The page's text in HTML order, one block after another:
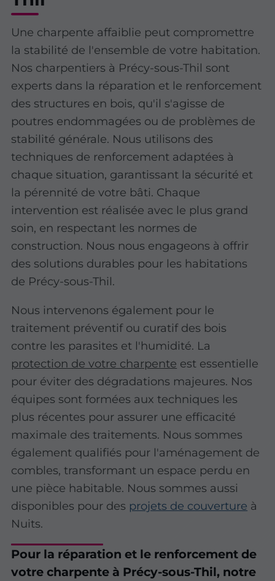
Une charpente affaiblie peut compromettre
la stabilité de l'ensemble de votre habitation.
Nos charpentiers à Précy-sous-Thil sont
experts dans la réparation et le renforcement
des structures en bois, qu'il s'agisse de
poutres endommagées ou de problèmes de
stabilité générale. Nous utilisons des
techniques de renforcement adaptées à
chaque situation, garantissant la sécurité et
la pérennité de votre bâti. Chaque
intervention est réalisée avec le plus grand
soin, en respectant les normes de
construction. Nous nous engageons à offrir
des solutions durables pour les habitations
de Précy-sous-Thil.
Nous intervenons également pour le
traitement préventif ou curatif des bois
contre les parasites et l'humidité. La
protection de votre charpente est essentielle
pour éviter des dégradations majeures. Nos
équipes sont formées aux techniques les
plus récentes pour assurer une efficacité
maximale des traitements. Nous sommes
également qualifiés pour l'aménagement de
combles, transformant un espace perdu en
une pièce habitable. Nous sommes aussi
disponibles pour des projets de couverture à
Nuits.
Pour la réparation et le renforcement de
votre charpente à Précy-sous-Thil, notre